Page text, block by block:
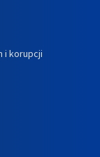
i korupcji